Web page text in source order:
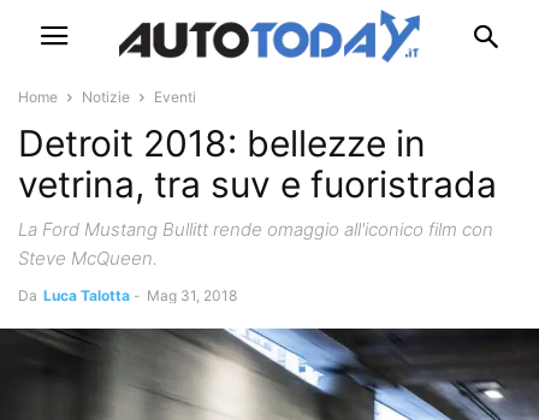
Home Notizie Eventi
Detroit 2018: bellezze in
vetrina, tra suv e fuoristrada
La Ford Mustang Bullitt rende omaggio all'iconico film con
Steve McQueen.
Da Luca Talotta - Mag 31, 2018